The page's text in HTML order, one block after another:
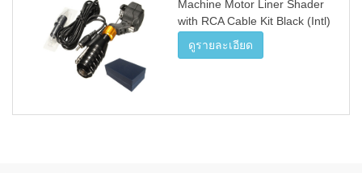
Machine Motor Liner Shader
with RCA Cable Kit Black (Intl)
ดูรายละเอียด